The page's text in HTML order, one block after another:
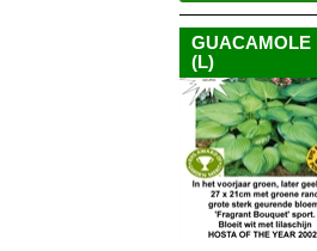
GUACAMOLE
(L)